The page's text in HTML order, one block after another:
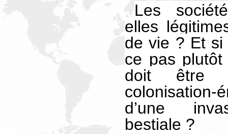
Les
elles
de vie ? Et si
ce pas
doit être
d’une
bestiale ?